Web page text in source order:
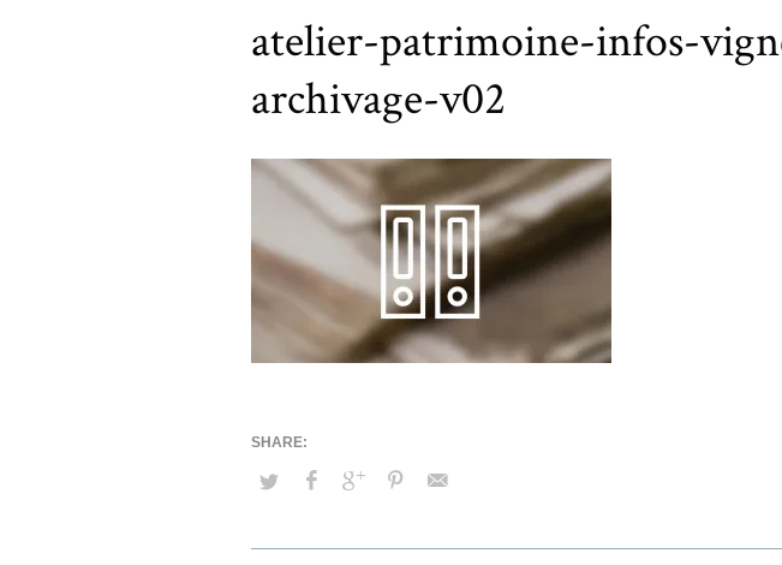
atelier-patrimoine-infos-
archivage-v02